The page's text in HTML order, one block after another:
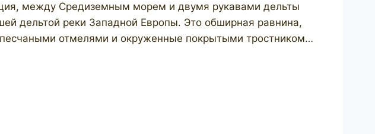
между Средиземным морем и двумя рукавами дельты
дельтой реки Западной Европы. Это обширная равнина,
отмелями и окруженные покрытыми тростником…